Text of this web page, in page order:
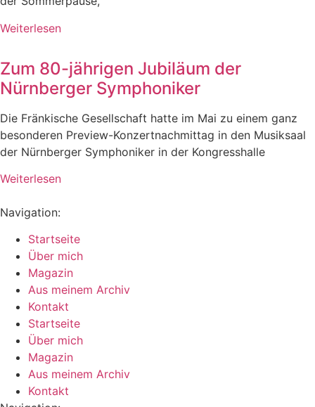
Weiterlesen
Zum 80-jährigen Jubiläum der
Nürnberger Symphoniker
Die Fränkische Gesellschaft hatte im Mai zu einem ganz
besonderen Preview-Konzertnachmittag in den Musiksaal
der Nürnberger Symphoniker in der Kongresshalle
Weiterlesen
Navigation:
Startseite
Über mich
Magazin
Aus meinem Archiv
Kontakt
Startseite
Über mich
Magazin
Aus meinem Archiv
Kontakt